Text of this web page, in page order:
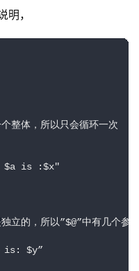
，
整体，所以只会循环一次
is :$x"
立的，所以”$@”中有几个参
is: $y”